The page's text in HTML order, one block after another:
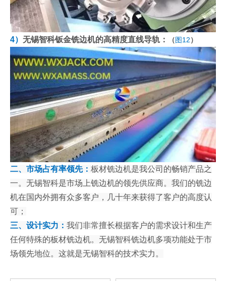
4） 无锡智科钣金铣边机的高精度直线导轨： （图12）
二、市场占有率领先： 板材铣边机是我公司的畅销产品之
一。无锡智科是市场上铣边机的领先供应商。我们的铣边
机在国内外拥有众多客户，几十年来获得了客户的高度认
可；
三、设计实力： 我们非常擅长根据客户的需求设计和生产
任何特殊的板材铣边机。无锡智科铣边机多项功能处于市
场领先地位。这就是无锡智科的技术实力。